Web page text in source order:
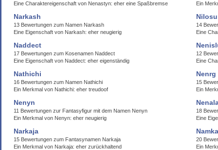
Eine Charaktereigenschaft von Nenastyn: eher eine Spaßbremse
Ein
Narkash
13 Bewertungen zum Namen Narkash
Eine Eigenschaft von Narkash: eher neugierig
Nilosu
14
Eine
Naddect
17 Bewertungen zum Kosenamen Naddect
Eine Eigenschaft von Naddect: eher eigenständig
12
Eine
Nathichi
16 Bewertungen zum Namen Nathichi
Ein Merkmal von Nathichi: eher treudoof
Nenrg
15
Ein
Nenyn
11 Bewertungen zur Fantasyfigur mit dem Namen Nenyn
Ein Merkmal von Nenyn: eher neugierig
18
Eine
Narkaja
15 Bewertungen zum Fantasynamen Narkaja
Ein Merkmal von Narkaja: eher zurückhaltend
20
Ein